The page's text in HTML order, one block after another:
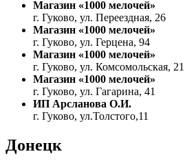
Магазин «1000 мелочей»
г. Гуково, ул. Переездная, 26
Магазин «1000 мелочей»
г. Гуково, ул. Герцена, 94
Магазин «1000 мелочей»
г. Гуково, ул. Комсомольская, 21
Магазин «1000 мелочей»
г. Гуково, ул. Гагарина, 41
ИП Арсланова О.И.
г. Гуково, ул.Толстого,11
Донецк